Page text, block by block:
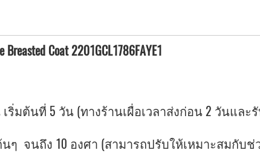
Coat 2201GCL1786FAYE1
ริ่มต้นที่ 5 วัน (ทางร้านเผื่อเวลาส่งก่อน 2 วันและ
ๆ จนถึง 10 องศา (สามารถปรับให้เหมาะสมกับ